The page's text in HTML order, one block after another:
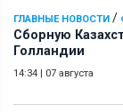
ГЛАВНЫЕ НОВОСТИ /
Сборную
Голландии
14:34 | 07 августа